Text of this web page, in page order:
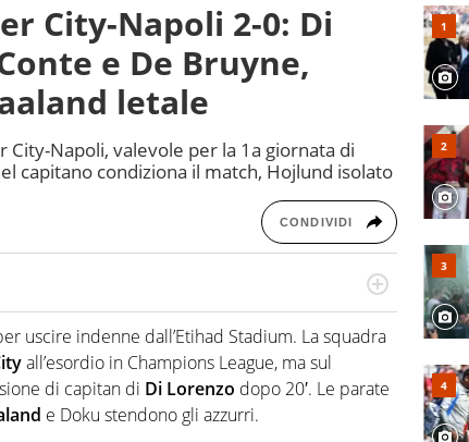
City-Napoli 2-0: Di
e De Bruyne,
letale
Napoli, valevole per la 1a giornata di
capitano condiziona il match, Hojlund isolato
CONDIVIDI
per vivere ogni evento in tutte le sue sfaccettature.
la sfera di cuoio. Il pallone è una cosa serissima,
uscire indenne dall’Etihad Stadium. La squadra
all’esordio in Champions League, ma sul
di capitan di Di Lorenzo dopo 20′. Le parate
e Doku stendono gli azzurri.